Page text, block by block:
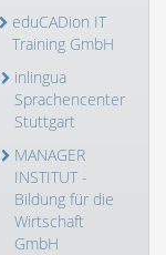
eduCADion IT
Training GmbH
inlingua
Sprachencenter
Stuttgart
MANAGER
INSTITUT -
Bildung für die
Wirtschaft
GmbH